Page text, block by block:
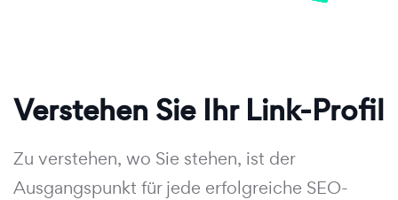
Verstehen Sie Ihr Link-Profil
Zu verstehen, wo Sie stehen, ist der
Ausgangspunkt für jede erfolgreiche SEO-